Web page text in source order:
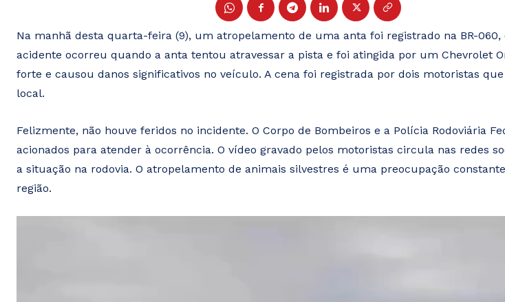
Na manhã desta quarta-feira (9), um atropelamento de uma anta foi registrado na BR-060,
acidente ocorreu quando a anta tentou atravessar a pista e foi atingida por um Chevrolet
forte e causou danos significativos no veículo. A cena foi registrada por dois motoristas
local.
Felizmente, não houve feridos no incidente. O Corpo de Bombeiros e a Polícia Rodoviária
acionados para atender à ocorrência. O vídeo gravado pelos motoristas circula nas redes
a situação na rodovia. O atropelamento de animais silvestres é uma preocupação
região.